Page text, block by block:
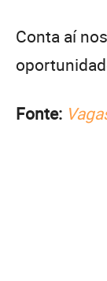
Conta aí
Fonte: